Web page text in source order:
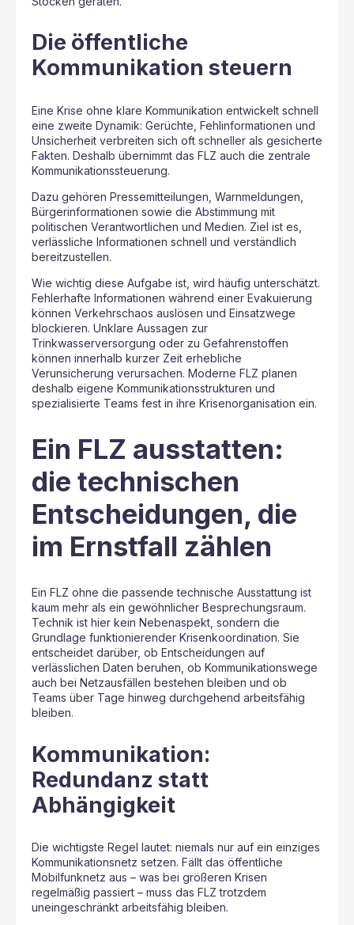
Die öffentliche
Kommunikation steuern
Eine Krise ohne klare Kommunikation entwickelt schnell
eine zweite Dynamik: Gerüchte, Fehlinformationen und
Unsicherheit verbreiten sich oft schneller als gesicherte
Fakten. Deshalb übernimmt das FLZ auch die zentrale
Kommunikationssteuerung.
Dazu gehören Pressemitteilungen, Warnmeldungen,
Bürgerinformationen sowie die Abstimmung mit
politischen Verantwortlichen und Medien. Ziel ist es,
verlässliche Informationen schnell und verständlich
bereitzustellen.
Wie wichtig diese Aufgabe ist, wird häufig unterschätzt.
Fehlerhafte Informationen während einer Evakuierung
können Verkehrschaos auslösen und Einsatzwege
blockieren. Unklare Aussagen zur
Trinkwasserversorgung oder zu Gefahrenstoffen
können innerhalb kurzer Zeit erhebliche
Verunsicherung verursachen. Moderne FLZ planen
deshalb eigene Kommunikationsstrukturen und
spezialisierte Teams fest in ihre Krisenorganisation ein.
Ein FLZ ausstatten:
die technischen
Entscheidungen, die
im Ernstfall zählen
Ein FLZ ohne die passende technische Ausstattung ist
kaum mehr als ein gewöhnlicher Besprechungsraum.
Technik ist hier kein Nebenaspekt, sondern die
Grundlage funktionierender Krisenkoordination. Sie
entscheidet darüber, ob Entscheidungen auf
verlässlichen Daten beruhen, ob Kommunikationswege
auch bei Netzausfällen bestehen bleiben und ob
Teams über Tage hinweg durchgehend arbeitsfähig
bleiben.
Kommunikation:
Redundanz statt
Abhängigkeit
Die wichtigste Regel lautet: niemals nur auf ein einziges
Kommunikationsnetz setzen. Fällt das öffentliche
Mobilfunknetz aus – was bei größeren Krisen
regelmäßig passiert – muss das FLZ trotzdem
uneingeschränkt arbeitsfähig bleiben.